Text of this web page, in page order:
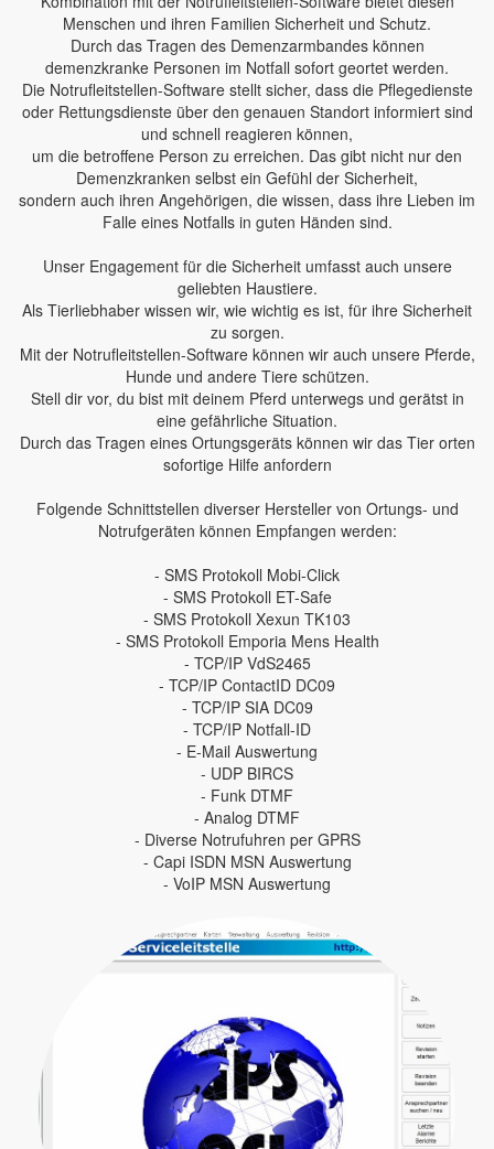
Menschen und ihren Familien Sicherheit und Schutz.
Durch das Tragen des Demenzarmbandes können
demenzkranke Personen im Notfall sofort geortet werden.
Die Notrufleitstellen-Software stellt sicher, dass die Pflegedienste
oder Rettungsdienste über den genauen Standort informiert sind
und schnell reagieren können,
um die betroffene Person zu erreichen. Das gibt nicht nur den
Demenzkranken selbst ein Gefühl der Sicherheit,
sondern auch ihren Angehörigen, die wissen, dass ihre Lieben im
Falle eines Notfalls in guten Händen sind.
Unser Engagement für die Sicherheit umfasst auch unsere
geliebten Haustiere.
Als Tierliebhaber wissen wir, wie wichtig es ist, für ihre Sicherheit
zu sorgen.
Mit der Notrufleitstellen-Software können wir auch unsere Pferde,
Hunde und andere Tiere schützen.
Stell dir vor, du bist mit deinem Pferd unterwegs und gerätst in
eine gefährliche Situation.
Durch das Tragen eines Ortungsgeräts können wir das Tier orten
sofortige Hilfe anfordern
Folgende Schnittstellen diverser Hersteller von Ortungs- und
Notrufgeräten können Empfangen werden:
- SMS Protokoll Mobi-Click
- SMS Protokoll ET-Safe
- SMS Protokoll Xexun TK103
- SMS Protokoll Emporia Mens Health
- TCP/IP VdS2465
- TCP/IP ContactID DC09
- TCP/IP SIA DC09
- TCP/IP Notfall-ID
- E-Mail Auswertung
- UDP BIRCS
- Funk DTMF
- Analog DTMF
- Diverse Notrufuhren per GPRS
- Capi ISDN MSN Auswertung
- VoIP MSN Auswertung